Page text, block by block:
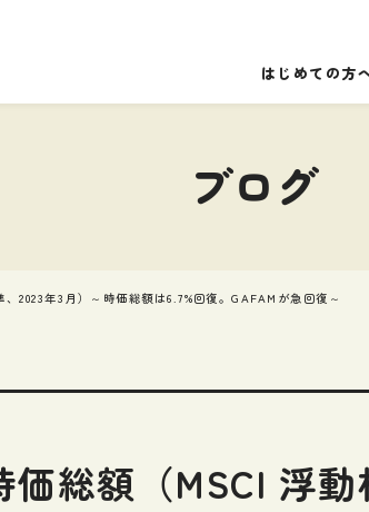
はじめての方
ブログ
2023年3月）～時価総額は6.7%回復。GAFAMが急回復～
総額（MSCI 浮動